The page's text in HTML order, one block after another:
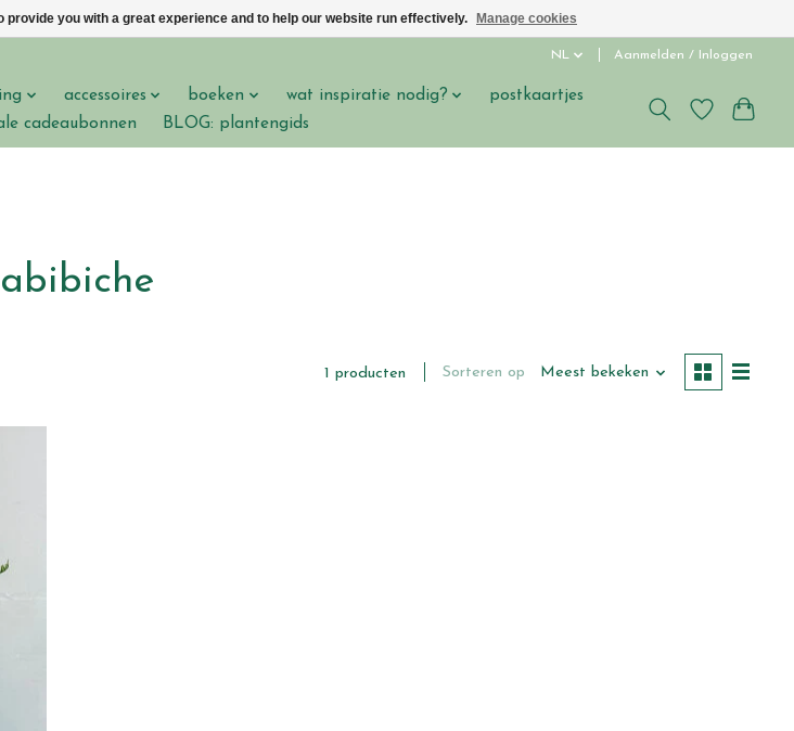
NL Aanmelden / Inloggen
accessoires boeken wat inspiratie nodig?
postkaartjes
cadeaubonnen
BLOG: plantengids
1 producten Sorteren op Meest bekeken
you with a great experience and to help our website run effectively. Manage cookies